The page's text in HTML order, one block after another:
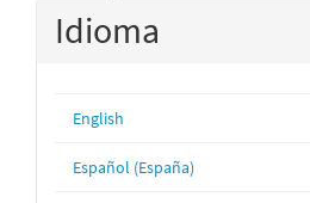
Idioma
English
Español (España)